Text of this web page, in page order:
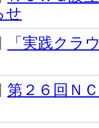
せ
「実践クラ
第２６回Ｎ